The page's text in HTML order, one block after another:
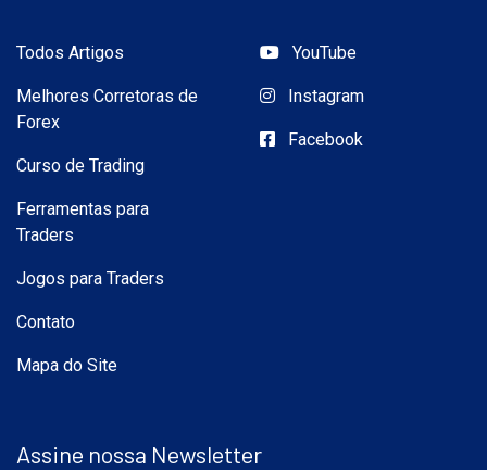
Todos Artigos
Melhores Corretoras de
Forex
Curso de Trading
Ferramentas para
Traders
Jogos para Traders
Contato
Mapa do Site
YouTube
Instagram
Facebook
Assine nossa Newsletter